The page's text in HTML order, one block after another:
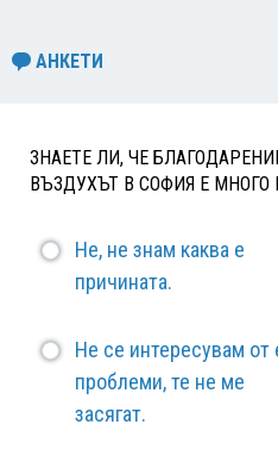
АНКЕТИ
ЗНАЕТЕ ЛИ, ЧЕ
ВЪЗДУХЪТ В СОФИЯ Е МНОГО
Не, не знам каква е
причината.
Не се интересувам от
проблеми, те не ме
засягат.